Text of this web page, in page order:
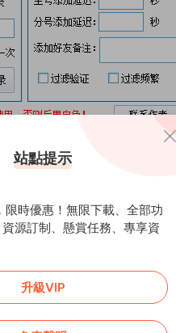
知Email:
friends-software-v1-1/ ，轉
站點提示
限時優惠！無限下載、全部功
源訂制、懸賞任務、專享資
升級VIP